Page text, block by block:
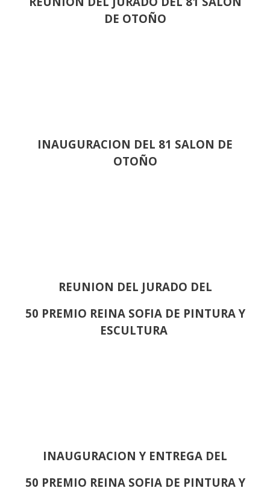
DE OTOÑO
INAUGURACION DEL 81 SALON DE
OTOÑO
REUNION DEL JURADO DEL
50 PREMIO REINA SOFIA DE PINTURA Y
ESCULTURA
INAUGURACION Y ENTREGA DEL
50 PREMIO REINA SOFIA DE PINTURA Y